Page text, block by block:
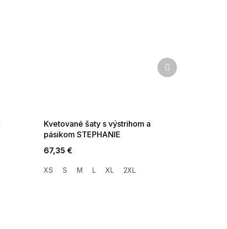
Kvetované šaty s výstrihom a
pásikom STEPHANIE
67,35 €
XS S M L XL 2XL
Ďalší
produkt